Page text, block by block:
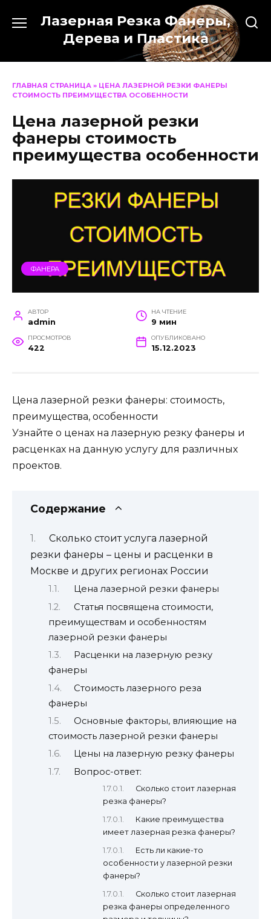
содержанию
Лазерная Резка Фанеры,
Дерева и Пластика
ГЛАВНАЯ СТРАНИЦА » ЦЕНА ЛАЗЕРНОЙ РЕЗКИ ФАНЕРЫ
СТОИМОСТЬ ПРЕИМУЩЕСТВА ОСОБЕННОСТИ
Цена лазерной резки
фанеры стоимость
преимущества особенности
ФАНЕРА
АВТОР
admin
НА ЧТЕНИЕ
9 мин
ПРОСМОТРОВ
422
ОПУБЛИКОВАНО
15.12.2023
Цена лазерной резки фанеры: стоимость,
преимущества, особенности
Узнайте о ценах на лазерную резку фанеры и
расценках на данную услугу для различных
проектов.
Содержание
Сколько стоит услуга лазерной
резки фанеры – цены и расценки в
Москве и других регионах России
Цена лазерной резки фанеры
Статья посвящена стоимости,
преимуществам и особенностям
лазерной резки фанеры
Расценки на лазерную резку
фанеры
Стоимость лазерного реза
фанеры
Основные факторы, влияющие на
стоимость лазерной резки фанеры
Цены на лазерную резку фанеры
Вопрос-ответ:
Сколько стоит лазерная
резка фанеры?
Какие преимущества
имеет лазерная резка фанеры?
Есть ли какие-то
особенности у лазерной резки
фанеры?
Сколько стоит лазерная
резка фанеры определенного